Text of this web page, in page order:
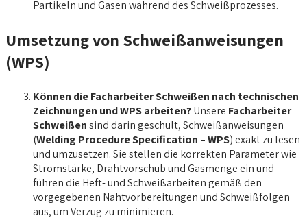
Partikeln und Gasen während des Schweißprozesses.
Umsetzung von Schweißanweisungen
(WPS)
Können die Facharbeiter Schweißen nach technischen
Zeichnungen und WPS arbeiten?Unsere Facharbeiter
Schweißensind darin geschult, Schweißanweisungen
(Welding Procedure Specification – WPS) exakt zu lesen
und umzusetzen. Sie stellen die korrekten Parameter wie
Stromstärke, Drahtvorschub und Gasmenge ein und
führen die Heft- und Schweißarbeiten gemäß den
vorgegebenen Nahtvorbereitungen und Schweißfolgen
aus, um Verzug zu minimieren.